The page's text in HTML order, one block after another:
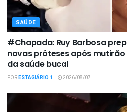
SAÚDE
#Chapada: Ruy Barbosa
novas próteses após
da saúde bucal
PORESTAGIÁRIO 1 2026/08/07